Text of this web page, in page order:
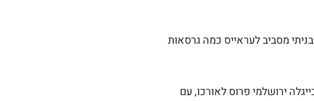
מסביב לעראייס כמה גרסאות
ירושלמי פרוס לאורכו, עם